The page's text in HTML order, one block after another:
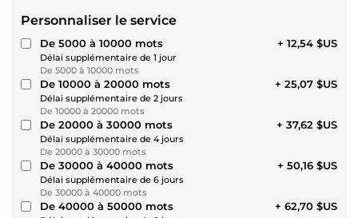
Personnaliser le service
De 5000 à 10000 mots
Délai supplémentaire de 1 jour
De 5000 à 10000 mots
+ 12,54 $US
De 10000 à 20000 mots
Délai supplémentaire de 2 jours
De 10000 à 20000 mots
+ 25,07 $US
De 20000 à 30000 mots
Délai supplémentaire de 4 jours
De 20000 à 30000 mots
+ 37,62 $US
De 30000 à 40000 mots
Délai supplémentaire de 6 jours
De 30000 à 40000 mots
+ 50,16 $US
De 40000 à 50000 mots + 62,70 $US